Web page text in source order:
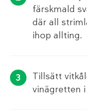
färskmald
där all
ihop allting.
Tillsätt
vinägretten